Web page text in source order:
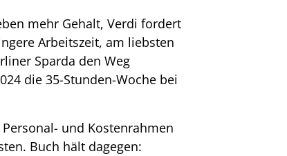
mehr Gehalt, Verdi fordert
Arbeitszeit, am liebsten
Sparda den Weg
die 35-Stunden-Woche bei
und Kostenrahmen
Buch hält dagegen: